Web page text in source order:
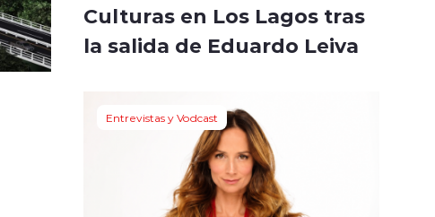
Culturas en Los Lagos tras
la salida de Eduardo Leiva
Entrevistas y Vodcast